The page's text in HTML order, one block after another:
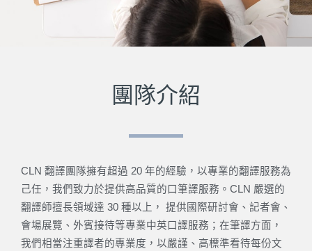
團隊介紹
CLN 翻譯團隊擁有超過 20 年的經驗，以專業的翻譯服務為
己任，我們致力於提供高品質的口筆譯服務。CLN 嚴選的
翻譯師擅長領域達 30 種以上， 提供國際研討會、記者會、
會場展覽、外賓接待等專業中英口譯服務；在筆譯方面，
我們相當注重譯者的專業度，以嚴謹、高標準看待每份文